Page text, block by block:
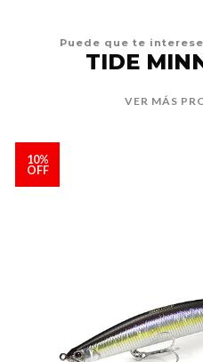
Puede que te
TIDE
VER MÁS
10%
OFF